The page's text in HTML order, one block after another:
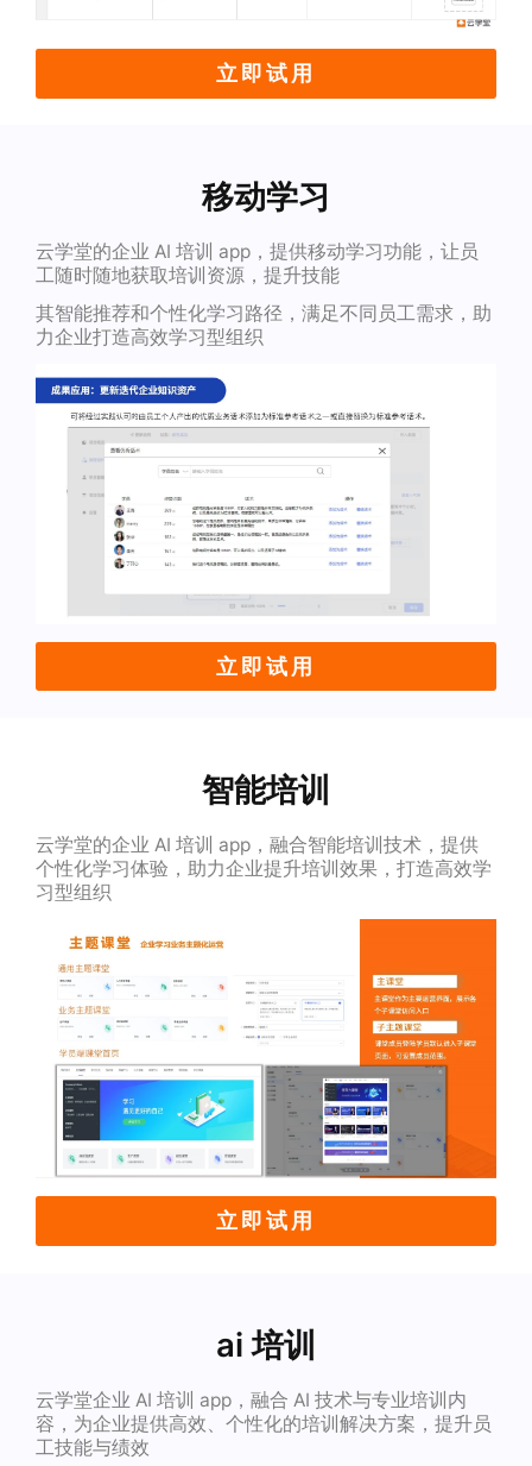
立即试用
移动学习
云学堂的企业 AI 培训 app，提供移动学习功能，让员
工随时随地获取培训资源，提升技能
其智能推荐和个性化学习路径，满足不同员工需求，助
力企业打造高效学习型组织
立即试用
智能培训
云学堂的企业 AI 培训 app，融合智能培训技术，提供
个性化学习体验，助力企业提升培训效果，打造高效学
习型组织
立即试用
ai 培训
云学堂企业 AI 培训 app，融合 AI 技术与专业培训内
容，为企业提供高效、个性化的培训解决方案，提升员
工技能与绩效